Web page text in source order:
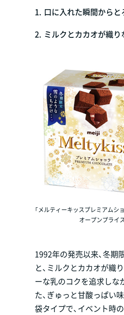
1. 口に入れた瞬間から
2. ミルクとカカオが織
「メルティーキッスプレミアムショ
オープンプライ
1992年の発売以来、冬期
と、ミルクとカカオが織
ーな乳のコクを追求しな
た、ぎゅっと甘酸っぱい
袋タイプで、イベント時